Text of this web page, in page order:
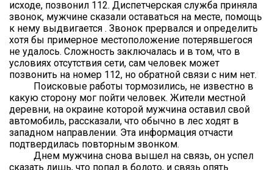
исходе, позвонил 112. Диспетчерская служба приняла
звонок, мужчине сказали оставаться на месте, помощь
к нему выдвигается . Звонок прервался и определить
хотя бы примерное местоположение потерявшегося
не удалось. Сложность заключалась и в том, что в
условиях отсутствия сети, сам человек может
позвонить на номер 112, но обратной связи с ним нет.
Поисковые работы тормозились, не известно в
какую сторону мог пойти человек. Жители местной
деревни, на окраине которой мужчина оставил свой
автомобиль, рассказали, что обычно в лес ходят в
западном направлении. Эта информация отчасти
подтвердилась повторным звонком.
Днем мужчина снова вышел на связь, он успел
сказать лишь, что попал в болото, и связь опять